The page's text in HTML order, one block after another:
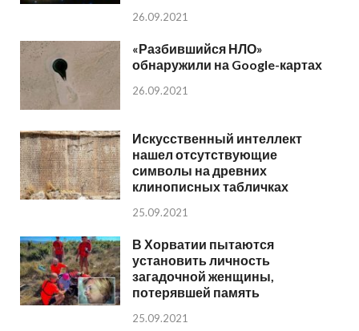
26.09.2021
«Разбившийся НЛО»
обнаружили на Google-картах
26.09.2021
Искусственный интеллект
нашел отсутствующие
символы на древних
клинописных табличках
25.09.2021
В Хорватии пытаются
установить личность
загадочной женщины,
потерявшей память
25.09.2021